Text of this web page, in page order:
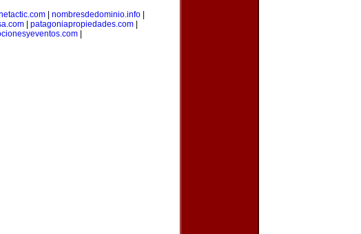
nombresdedominio.info
patagoniapropiedades.com